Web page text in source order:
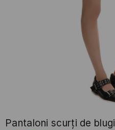
Pantaloni scurți de blugi